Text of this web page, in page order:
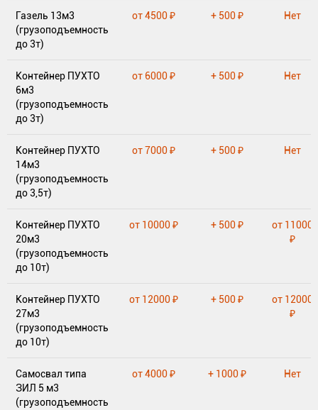
Газель 13м3
(грузоподъемность
до 3т)
от 4500 ₽ + 500 ₽ Нет
Контейнер ПУХТО
6м3
(грузоподъемность
до 3т)
от 6000 ₽ + 500 ₽ Нет
Контейнер ПУХТО
14м3
(грузоподъемность
до 3,5т)
от 7000 ₽ + 500 ₽ Нет
Контейнер ПУХТО
20м3
(грузоподъемность
до 10т)
от 10000 ₽ + 500 ₽
от 11000
₽
Контейнер ПУХТО
27м3
(грузоподъемность
до 10т)
от 12000 ₽ + 500 ₽
от 12000
₽
Самосвал типа
ЗИЛ 5 м3
(грузоподъемность
от 4000 ₽ + 1000 ₽ Нет